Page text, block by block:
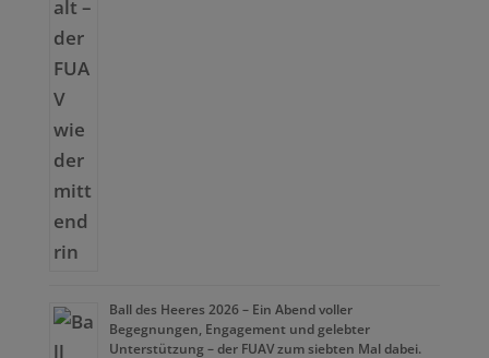
Ball des Heeres 2026 – Ein Abend voller
Begegnungen, Engagement und gelebter
Unterstützung – der FUAV zum siebten Mal dabei.